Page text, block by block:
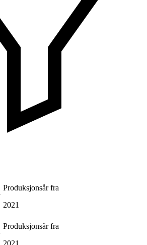
Produksjonsår fra
2021
Produksjonsår fra
2021